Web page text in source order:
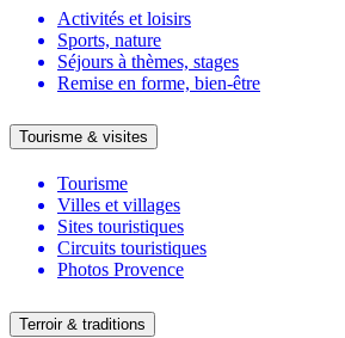
Activités et loisirs
Sports, nature
Séjours à thèmes, stages
Remise en forme, bien-être
Tourisme & visites
Tourisme
Villes et villages
Sites touristiques
Circuits touristiques
Photos Provence
Terroir & traditions